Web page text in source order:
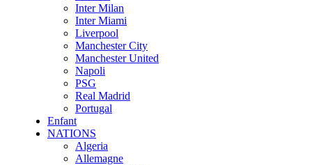
Inter Milan
Inter Miami
Liverpool
Manchester City
Manchester United
Napoli
PSG
Real Madrid
Portugal
Enfant
NATIONS
Algeria
Allemagne